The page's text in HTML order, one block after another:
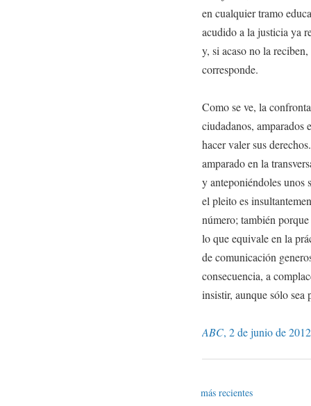
en cualquier tramo
acudido a la justicia ya
y, si acaso no la
corresponde.
Como se ve, la
ciudadanos,
hacer valer sus
amparado en la
y anteponiéndoles unos
el pleito es
número; también
lo que equivale en la
de comunicación
consecuencia, a
insistir, aunque sólo sea
ABC, 2 de junio de 2012
más recientes